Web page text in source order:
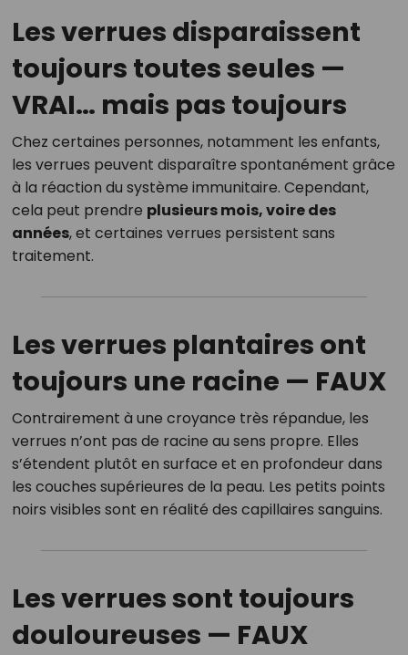
Les verrues disparaissent
toujours toutes seules —
VRAI… mais pas toujours
Chez certaines personnes, notamment les enfants,
les verrues peuvent disparaître spontanément grâce
à la réaction du système immunitaire. Cependant,
cela peut prendre plusieurs mois, voire des
années, et certaines verrues persistent sans
traitement.
Les verrues plantaires ont
toujours une racine — FAUX
Contrairement à une croyance très répandue, les
verrues n’ont pas de racine au sens propre. Elles
s’étendent plutôt en surface et en profondeur dans
les couches supérieures de la peau. Les petits points
noirs visibles sont en réalité des capillaires sanguins.
Les verrues sont toujours
douloureuses — FAUX